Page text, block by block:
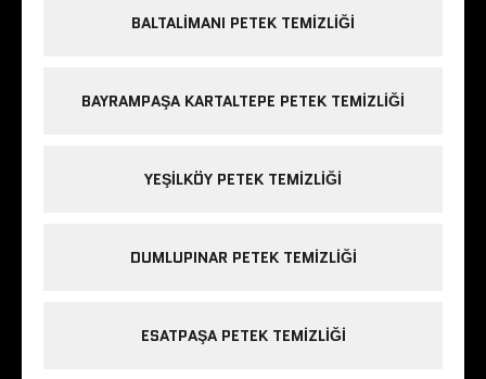
BALTALIMANI PETEK TEMIZLIĞI
BAYRAMPAŞA KARTALTEPE PETEK TEMIZLIĞI
YEŞILKÖY PETEK TEMIZLIĞI
DUMLUPINAR PETEK TEMIZLIĞI
ESATPAŞA PETEK TEMIZLIĞI